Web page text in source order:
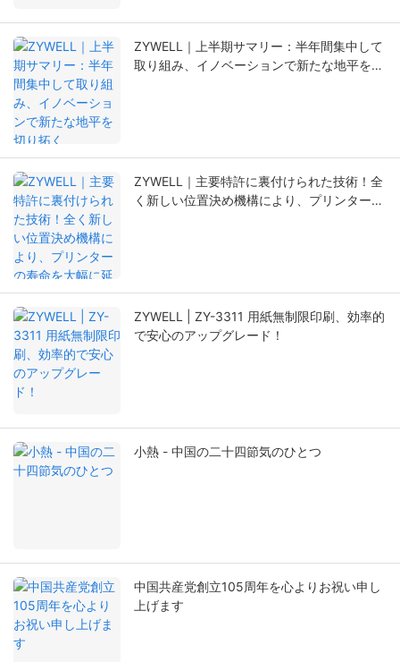
ZYWELL｜上半期サマリー：半年間集中して
取り組み、イノベーションで新たな地平を切
ZYWELL｜主要特許に裏付けられた技術！全
く新しい位置決め機構により、プリンターの
ZYWELL | ZY-3311 用紙無制限印刷、効率的
で安心のアップグレード！
小熱 - 中国の二十四節気のひとつ
中国共産党創立105周年を心よりお祝い申し
上げます